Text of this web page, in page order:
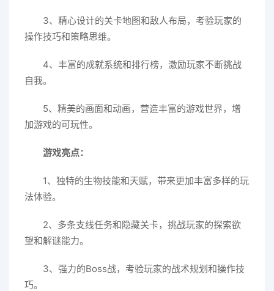
3、精心设计的关卡地图和敌人布局，考验玩家的
操作技巧和策略思维。
4、丰富的成就系统和排行榜，激励玩家不断挑战
自我。
5、精美的画面和动画，营造丰富的游戏世界，增
加游戏的可玩性。
游戏亮点：
1、独特的生物技能和天赋，带来更加丰富多样的玩
法体验。
2、多条支线任务和隐藏关卡，挑战玩家的探索欲
望和解谜能力。
3、强力的Boss战，考验玩家的战术规划和操作技
巧。